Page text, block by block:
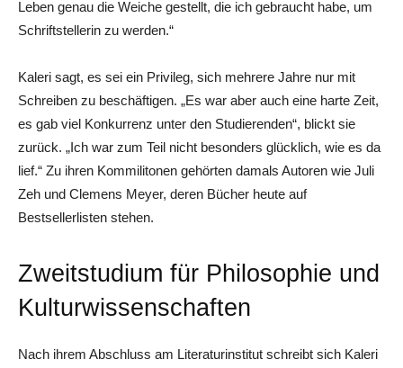
Leben genau die Weiche gestellt, die ich gebraucht habe, um
Schriftstellerin zu werden.“
Kaleri sagt, es sei ein Privileg, sich mehrere Jahre nur mit
Schreiben zu beschäftigen. „Es war aber auch eine harte Zeit,
es gab viel Konkurrenz unter den Studierenden“, blickt sie
zurück. „Ich war zum Teil nicht besonders glücklich, wie es da
lief.“ Zu ihren Kommilitonen gehörten damals Autoren wie Juli
Zeh und Clemens Meyer, deren Bücher heute auf
Bestsellerlisten stehen.
Zweitstudium für Philosophie und
Kulturwissenschaften
Nach ihrem Abschluss am Literaturinstitut schreibt sich Kaleri